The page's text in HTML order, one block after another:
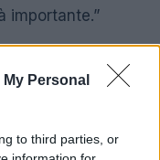
Personal
to third parties, or
importante.”
annotò
una notte al